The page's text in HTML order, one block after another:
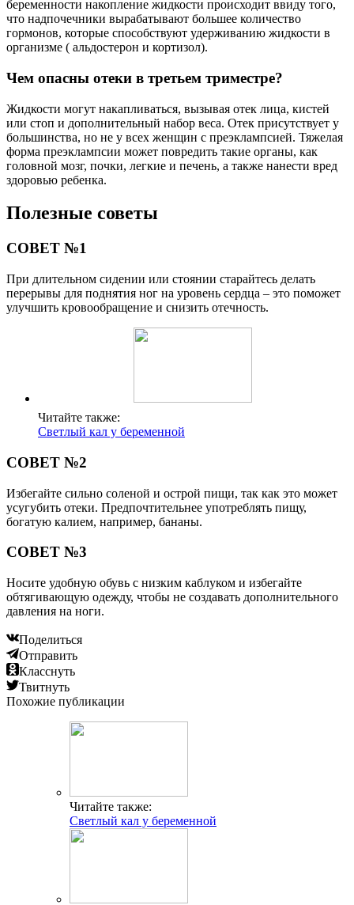
беременности накопление жидкости происходит ввиду того,
что надпочечники вырабатывают большее количество
гормонов, которые способствуют удерживанию жидкости в
организме ( альдостерон и кортизол).
Чем опасны отеки в третьем триместре?
Жидкости могут накапливаться, вызывая отек лица, кистей
или стоп и дополнительный набор веса. Отек присутствует у
большинства, но не у всех женщин с преэклампсией. Тяжелая
форма преэклампсии может повредить такие органы, как
головной мозг, почки, легкие и печень, а также нанести вред
здоровью ребенка.
Полезные советы
СОВЕТ №1
При длительном сидении или стоянии старайтесь делать
перерывы для поднятия ног на уровень сердца – это поможет
улучшить кровообращение и снизить отечность.
Читайте также:
Светлый кал у беременной
СОВЕТ №2
Избегайте сильно соленой и острой пищи, так как это может
усугубить отеки. Предпочтительнее употреблять пищу,
богатую калием, например, бананы.
СОВЕТ №3
Носите удобную обувь с низким каблуком и избегайте
обтягивающую одежду, чтобы не создавать дополнительного
давления на ноги.
Поделиться
Отправить
Класснуть
Твитнуть
Похожие публикации
Читайте также:
Светлый кал у беременной